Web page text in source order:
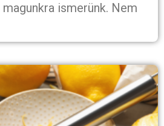
ismerünk. Nem